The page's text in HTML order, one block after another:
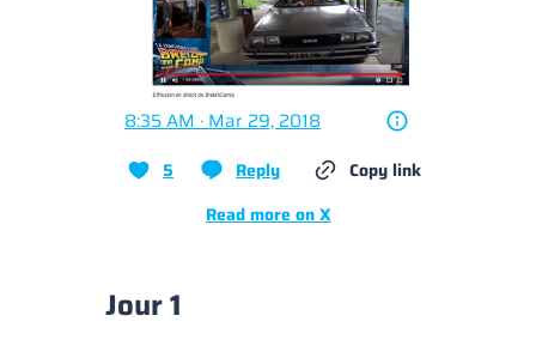
8:35 AM · Mar 29, 2018
5 Reply
Copy link
Read more on X
Jour 1